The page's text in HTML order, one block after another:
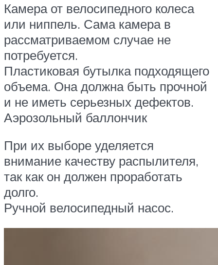
Камера от велосипедного колеса
или ниппель. Сама камера в
рассматриваемом случае не
потребуется.
Пластиковая бутылка подходящего
объема. Она должна быть прочной
и не иметь серьезных дефектов.
Аэрозольный баллончик
При их выборе уделяется
внимание качеству распылителя,
так как он должен проработать
долго.
Ручной велосипедный насос.